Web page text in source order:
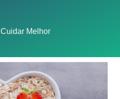
Cuidar Melhor